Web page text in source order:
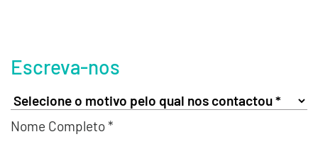
Escreva-nos
Nome Completo *